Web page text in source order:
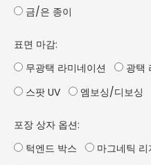
금/은 종이
표면 마감:
무광택 라미네이션
광택
스팟 UV
엠보싱/디보싱
포장 상자 옵션:
턱엔드 박스
마그네틱